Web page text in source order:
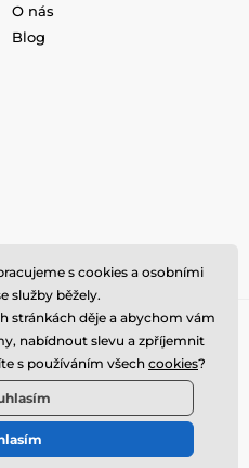
O nás
Blog
s cookies a osobními
služby běžely.
stránkách děje a abychom vám
nabídnout slevu a zpříjemnit
s používáním všech cookies?